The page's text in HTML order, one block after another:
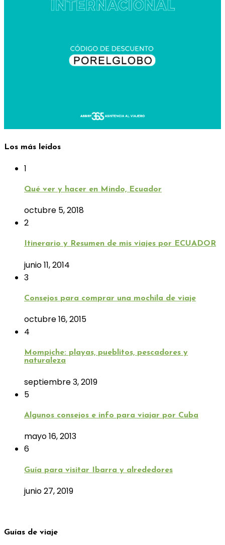
Los más leídos
1
Qué ver y hacer en Mindo, Ecuador
octubre 5, 2018
2
Itinerario y Resumen de mis viajes por ECUADOR
junio 11, 2014
3
Consejos para comprar una mochila de viaje
octubre 16, 2015
4
Mompiche: playas, pueblitos, pescadores y
naturaleza
septiembre 3, 2019
5
Algunos consejos e info para viajar por Cuba
mayo 16, 2013
6
Guía para visitar Ibarra y alrededores
junio 27, 2019
Guías de viaje